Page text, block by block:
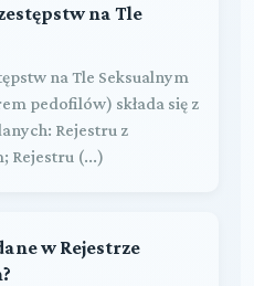
na Tle
na Tle Seksualnym
pedofilów) składa się z
Rejestru z
Rejestru (...)
w Rejestrze